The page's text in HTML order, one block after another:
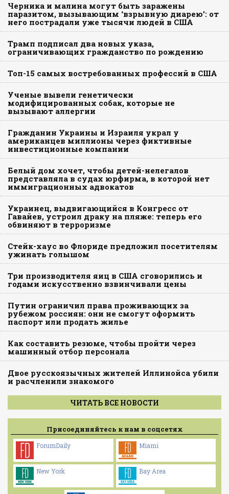
Черника и малина могут быть заражены
паразитом, вызывающим ‘взрывную диарею’: от
него пострадали уже тысячи людей в США
Трамп подписал два новых указа,
ограничивающих гражданство по рождению
Топ-15 самых востребованных профессий в США
Ученые вывели генетически
модифицированных собак, которые не
вызывают аллергии
Гражданин Украины и Израиля украл у
американцев миллионы через фиктивные
инвестиционные компании
Белый дом хочет, чтобы детей-нелегалов
представляла в судах юрфирма, в которой нет
иммиграционных адвокатов
Украинец, выдвигающийся в Конгресс от
Гавайев, устроил драку на пляже: теперь его
обвиняют в терроризме
Стейк-хаус во Флориде предложил посетителям
ужинать голышом
Три производителя яиц в США сговорились и
годами искусственно взвинчивали цены
Путин ограничил права проживающих за
рубежом россиян: они не смогут оформить
паспорт или продать жилье
Как составить резюме, чтобы пройти через
машинный отбор персонала
Двое русскоязычных жителей Иллинойса убили
и расчленили знакомого
ЧИТАТЬ ВСЕ НОВОСТИ
Присоединяйтесь к нам в соцсетях
ForumDaily Miami
New York Bay Area